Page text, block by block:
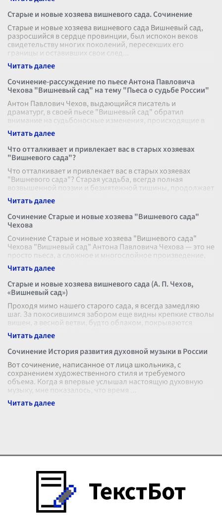
Старые и новые хозяева вишневого сада. Сочинение
Старые и новые хозяева вишневого сада Вишневый сад,
разросшийся в сердце провинции, был испокон веков
свидетельству многих поколений, пересекших его
границы и оставивших свои след
Сочинение-рассуждение по пьесе Антона Павловича
Чехова "Вишневый сад" на тему "Пьеса о судьбе России"
Антон Павлович Чехов, выдающийся писатель и
драматург, в своей пьесе "Вишневый сад" обратил
внимание на судьбоносные изменения, происходящие в
России рубежа XIX и XX веков. Произве
Что отталкивает и привлекает вас в старых хозяевах
"Вишневого сада"?
Что отталкивает и привлекает вас в старых хозяевах
"Вишневого сада"? Старая усадьба, всегда полная
возвышенной поэзии и безмятежной тишины, продолжает
удерживать в своих стенах ду
Сочинение Старые и новые хозяева "Вишневого сада"
Чехова
Сочинение Старые и новые хозяева "Вишневого сада"
Чехова "Вишневый сад" Антона Павловича Чехова — это не
просто пьеса, а сложное и многослойное произведение,
которое затрагивает в
Старые и новые хозяева вишневого сада (А. П. Чехов,
«Вишневый сад»)
Проходя мимо нашего старого сада, я всегда замедляю
шаг. За покосившимся забором еще видны крепкие стволы
вишен, а весной ветви, будто облаком, покрываются
нежным белым цветом. Это
Сочинение История развития духовной музыки в России
Вот сочинение, написанное от лица школьника, с
сохранением художественного стиля и требуемого
объема. Когда я впервые услышал настоящую духовную
музыку, мне показалось, что время